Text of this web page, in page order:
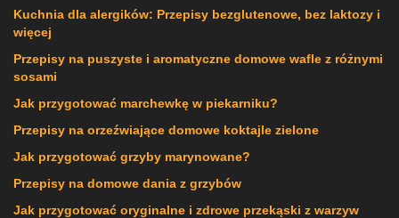
Kuchnia dla alergików: Przepisy bezglutenowe, bez laktozy i
więcej
Przepisy na puszyste i aromatyczne domowe wafle z różnymi
sosami
Jak przygotować marchewkę w piekarniku?
Przepisy na orzeźwiające domowe koktajle zielone
Jak przygotować grzyby marynowane?
Przepisy na domowe dania z grzybów
Jak przygotować oryginalne i zdrowe przekąski z warzyw